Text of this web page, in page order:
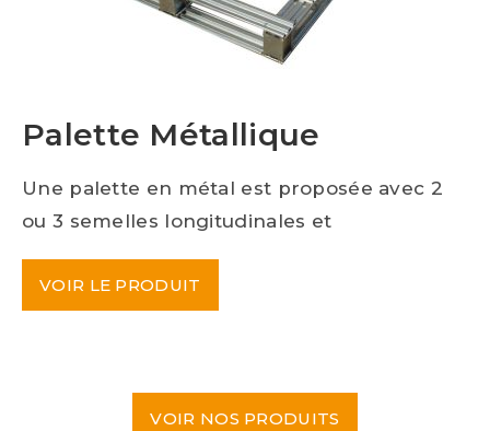
Palette Métallique
Une palette en métal est proposée avec 2
ou 3 semelles longitudinales et
VOIR LE PRODUIT
VOIR NOS PRODUITS